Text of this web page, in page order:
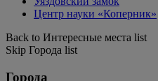
Центр науки «Коперник»
Back to Интересные места list
Skip Города list
Города